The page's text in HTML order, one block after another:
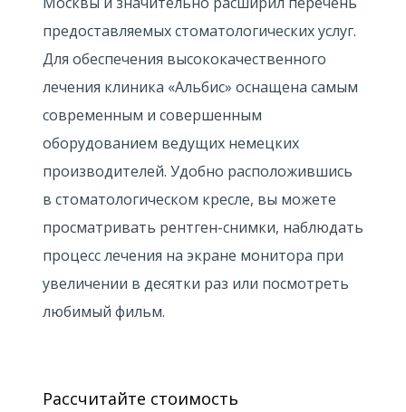
предоставляемых стоматологических услуг.
Для обеспечения высококачественного
лечения клиника «Альбис» оснащена самым
современным и совершенным
оборудованием ведущих немецких
производителей. Удобно расположившись
в стоматологическом кресле, вы можете
просматривать рентген-снимки, наблюдать
процесс лечения на экране монитора при
увеличении в десятки раз или посмотреть
любимый фильм.
Рассчитайте стоимость